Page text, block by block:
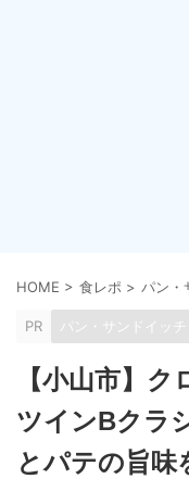
HOME > 食レポ > パン・
PR パン・サンドイッチ
【小山市】
ツインBクラ
とパテの旨味